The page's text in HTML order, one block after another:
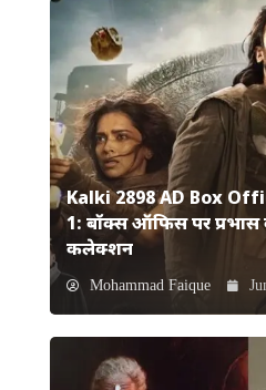
Kalki 2898 AD Box
1: बॉक्स ऑफिस पर
कलेक्शन
Mohammad Faique